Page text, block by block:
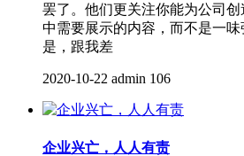
罢了。他们更关注你能为公司
中需要展示的内容，而不是一
是，跟我差
2020-10-22 admin 106
企业兴亡，人人有责